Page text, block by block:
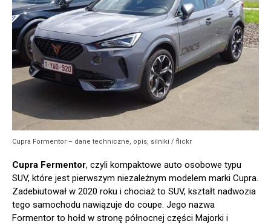
Cupra Formentor – dane techniczne, opis, silniki / flickr
Cupra Fermentor, czyli kompaktowe auto osobowe typu
SUV, które jest pierwszym niezależnym modelem marki Cupra.
Zadebiutował w 2020 roku i chociaż to SUV, kształt nadwozia
tego samochodu nawiązuje do coupe. Jego nazwa
Formentor to hołd w stronę północnej części Majorki i